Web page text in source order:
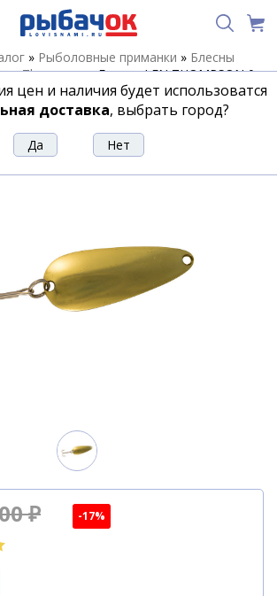
» Рыболовные приманки » Блесны
Thompson»Блесна LEN THOMPSON 0
THOMPSON 0 B
₽ -17%
цен и наличия будет использоватся
доставка, выбрать город?